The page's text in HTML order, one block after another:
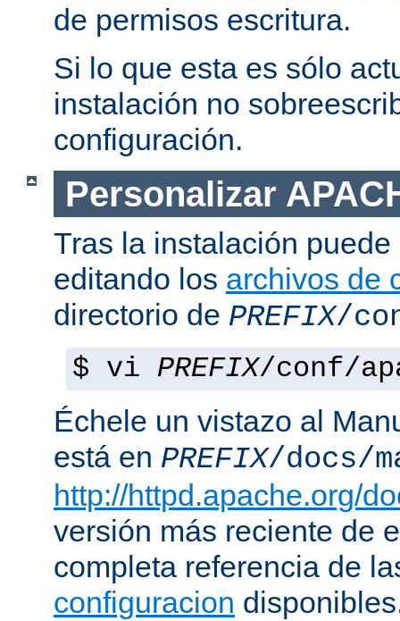
de permisos escritura.
Si lo que esta es sólo
instalación no
configuración.
Personalizar
Tras la instalación
editando los archivos de
directorio de PREFIX/
$ vi PREFIX/conf/
Échele un vistazo al
está en PREFIX/docs/
http://httpd.apache.org/
versión más reciente de
completa referencia de
configuracion